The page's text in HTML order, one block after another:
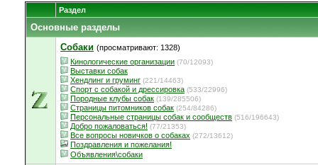
Раздел
Основные разделы
Собаки (просматривают: 1328)
Кинологические организации (70/12093)
Выставки собак
Хендлинг и груминг (221/14463)
Спорт с собакой и дрессировка (533/22996)
Породные клубы собак (139/285506)
Страницы питомников собак (254/84286)
Персональные страницы собак и сообществ (516/196643)
Добро пожаловаться! (77/21353)
Все вопросы новичков о собаках (272/13612)
Поздравления и пожелания!
Объявления\собаки